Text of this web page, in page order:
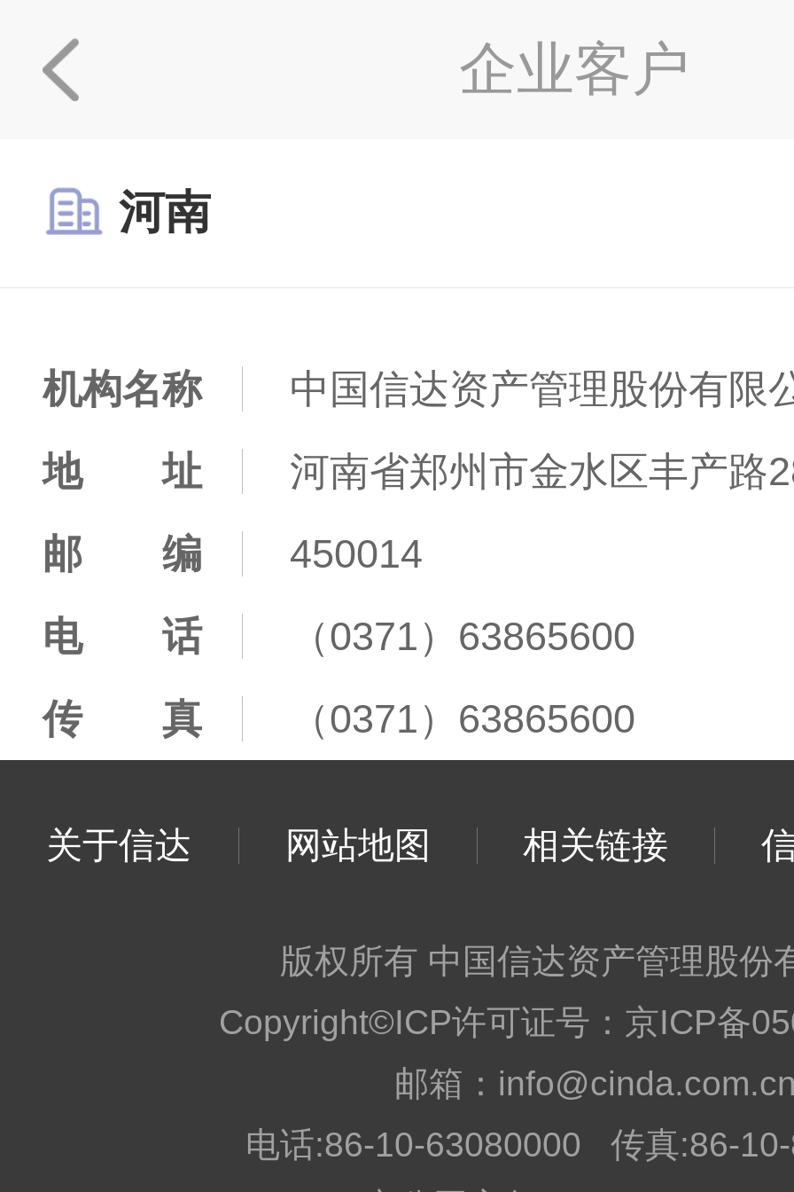
企业客户
河南
机构名称
中国信达资产管理股份有限
地 址
河南省郑州市金水区丰产路
邮 编
450014
电 话
（0371）63865600
传 真
（0371）63865600
关于信达 网站地图 相关链接
版权所有 中国信达资产管理股份
Copyright©ICP许可证号： 京ICP备
邮箱：
电话:86-10-63080000 传真:86-